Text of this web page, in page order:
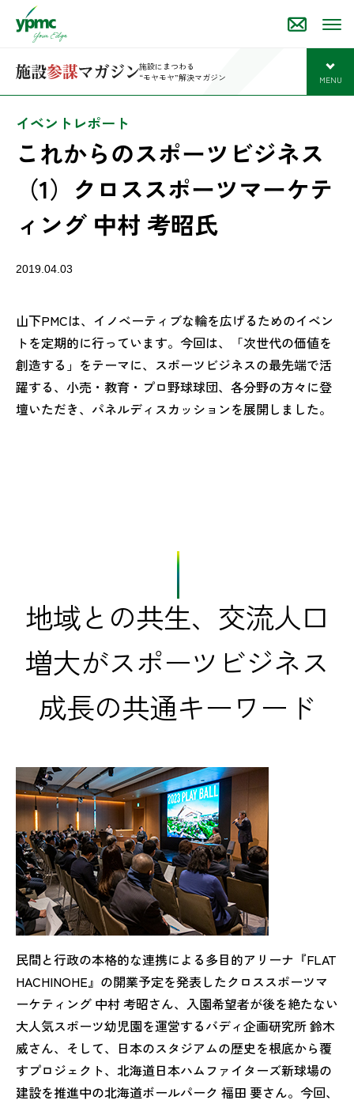
施設にまつわる
“モヤモヤ”解決マガジン
MENU
イベントレポート
これからのスポーツビジネス
（1）クロススポーツマーケテ
ィング 中村 考昭氏
2019.04.03
山下PMCは、イノベーティブな輪を広げるためのイベン
トを定期的に行っています。今回は、「次世代の価値を
創造する」をテーマに、スポーツビジネスの最先端で活
躍する、小売・教育・プロ野球球団、各分野の方々に登
壇いただき、パネルディスカッションを展開しました。
地域との共生、交流人口
増大がスポーツビジネス
成長の共通キーワード
民間と行政の本格的な連携による多目的アリーナ『FLAT
HACHINOHE』の開業予定を発表したクロススポーツマ
ーケティング 中村 考昭さん、入園希望者が後を絶たない
大人気スポーツ幼児園を運営するバディ企画研究所 鈴木
威さん、そして、日本のスタジアムの歴史を根底から覆
すプロジェクト、北海道日本ハムファイターズ新球場の
建設を推進中の北海道ボールパーク 福田 要さん。今回、